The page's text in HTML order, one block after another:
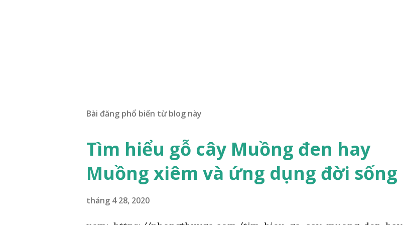
Bài đăng phổ biến từ blog này
Tìm hiểu gỗ cây Muồng đen hay
Muồng xiêm và ứng dụng đời sống
tháng 4 28, 2020